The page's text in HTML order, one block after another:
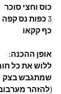
כוס וחצי סוכר
3 כפות נס קפה
כף קקאו
אופן ההכנה:
ללוש את כל
שמתגבש בצק
(להזהר